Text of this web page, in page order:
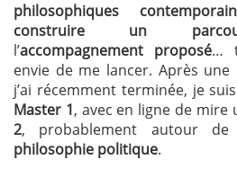
philosophiques
construire un
l’accompagnement proposé…
envie de me lancer. Après une
j’ai récemment terminée, je
Master 1, avec en ligne de mire
2, probablement autour de
philosophie politique.